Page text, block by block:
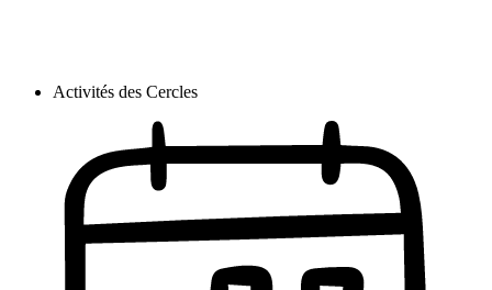
Activités des Cercles